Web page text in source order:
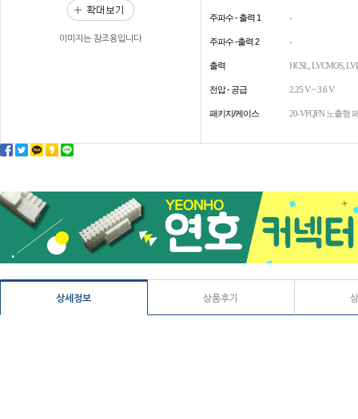
이미지는 참조용입니다
주파수 - 출력 1 -
주파수 -출력 2 -
출력 HCSL, LVCMOS,
전압 - 공급 2.25 V ~ 3.6 V
패키지/케이스 20-VFQFN 노출형
상세정보 상품후기